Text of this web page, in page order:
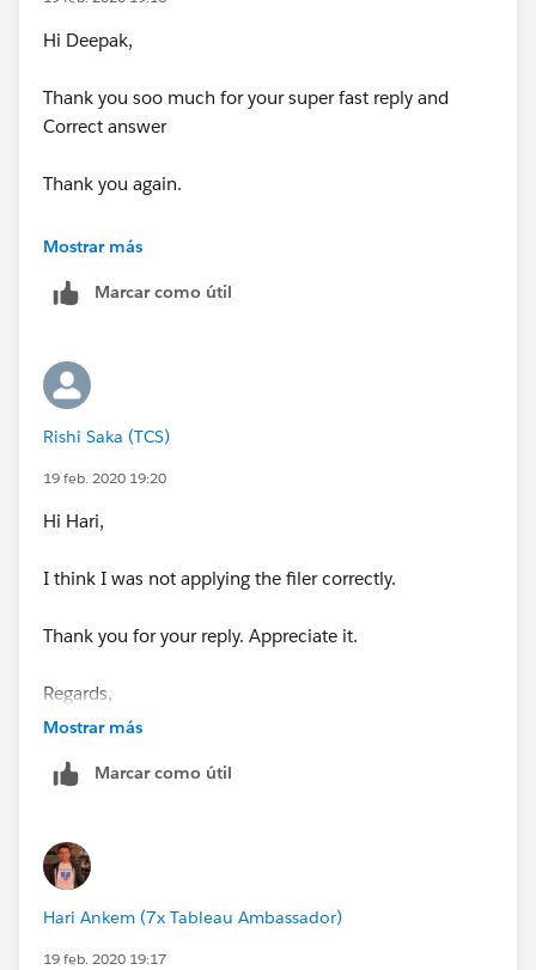
Hi Deepak,
Thank you soo much for your super fast reply and
Correct answer
Thank you again.
Regards,
Mostrar más
Marcar como útil
Rishi Saka (TCS)
19 feb. 2020 19:20
Hi Hari,
I think I was not applying the filer correctly.
Thank you for your reply. Appreciate it.
Regards,
Rishi
Mostrar más
Marcar como útil
Hari Ankem (7x Tableau Ambassador)
19 feb. 2020 19:17